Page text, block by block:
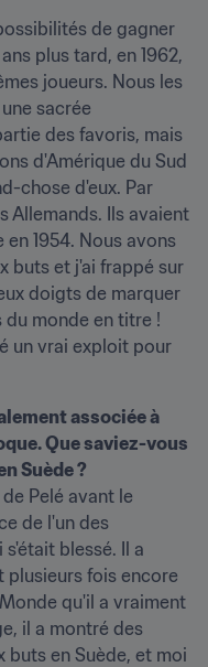
de gagner
plus tard, en 1962,
joueurs. Nous les
sacrée
des favoris, mais
d'Amérique du Sud
chose d'eux. Par
Allemands. Ils avaient
1954. Nous avons
buts et j'ai frappé sur
doigts de marquer
monde en titre !
un vrai exploit pour
associée à
Que saviez-vous
Suède ?
Pelé avant le
de l'un des
blessé. Il a
plusieurs fois encore
qu'il a vraiment
il a montré des
buts en Suède, et moi